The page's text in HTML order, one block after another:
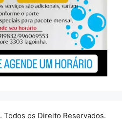
. Todos os Direito Reservados.